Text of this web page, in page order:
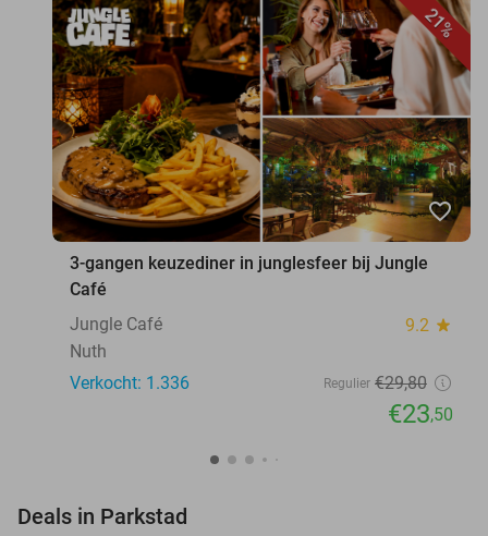
21%
favorite_border
3-gangen keuzediner in junglesfeer bij Jungle
Café
Jungle Café
9.2 star
Nuth
Verkocht: 1.336
Regulier €29,80
€23,50
Deals in Parkstad